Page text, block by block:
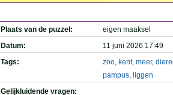
Plaats van de puzzel:
eigen maaksel
Datum:
11 juni 2026 17:49
Tags:
zoo, kent, meer,
pampus, liggen
Gelijkluidende vragen: